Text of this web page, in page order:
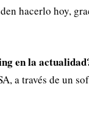
hacerlo hoy,
en la
a través de un